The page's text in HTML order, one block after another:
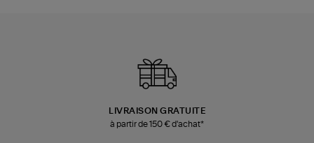
LIVRAISON GRATUITE
à partir de 150 € d'achat*